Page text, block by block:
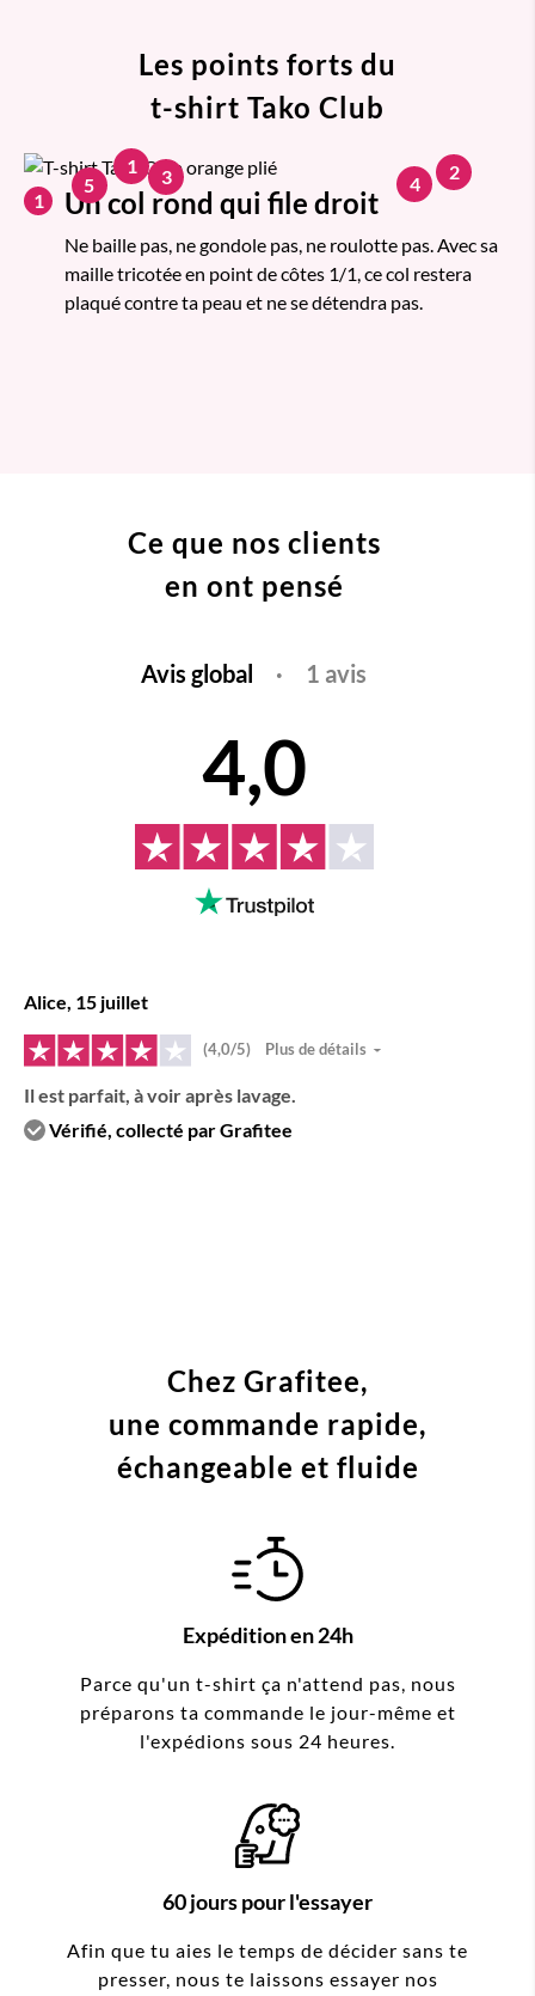
Les points forts du
t-shirt Tako Club
1 Un col rond qui file droit
Ne baille pas, ne gondole pas, ne roulotte pas. Avec sa
maille tricotée en point de côtes 1/1, ce col restera
plaqué contre ta peau et ne se détendra pas.
1 2
3 4
5
Ce que nos clients
en ont pensé
Avis global · 1 avis
4,0
Alice, 15 juillet
(4,0/5) Plus de détails
Il est parfait, à voir après lavage.
Vérifié, collecté par Grafitee
Chez Grafitee,
une commande rapide,
échangeable et fluide
Expédition en 24h
Parce qu'un t-shirt ça n'attend pas, nous
préparons ta commande le jour-même et
l'expédions sous 24 heures.
60 jours pour l'essayer
Afin que tu aies le temps de décider sans te
presser, nous te laissons essayer nos